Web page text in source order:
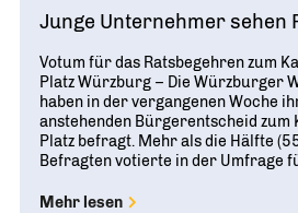
Junge Unternehmer sehen
Votum für das Ratsbegehren zum
Platz Würzburg – Die Würzburger
haben in der vergangenen Woche
anstehenden Bürgerentscheid
Platz befragt. Mehr als die Hälfte
Befragten votierte in der Umfrage
Mehr lesen